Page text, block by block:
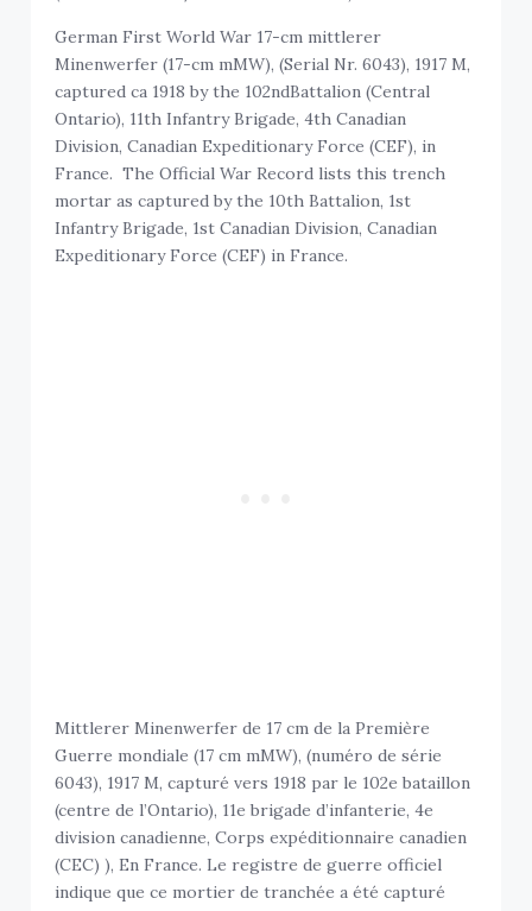
German First World War 17-cm mittlerer
Minenwerfer (17-cm mMW), (Serial Nr. 6043), 1917 M,
captured ca 1918 by the 102ndBattalion (Central
Ontario), 11th Infantry Brigade, 4th Canadian
Division, Canadian Expeditionary Force (CEF), in
France. The Official War Record lists this trench
mortar as captured by the 10th Battalion, 1st
Infantry Brigade, 1st Canadian Division, Canadian
Expeditionary Force (CEF) in France.
Mittlerer Minenwerfer de 17 cm de la Première
Guerre mondiale (17 cm mMW), (numéro de série
6043), 1917 M, capturé vers 1918 par le 102e bataillon
(centre de l’Ontario), 11e brigade d’infanterie, 4e
division canadienne, Corps expéditionnaire canadien
(CEC) ), En France. Le registre de guerre officiel
indique que ce mortier de tranchée a été capturé